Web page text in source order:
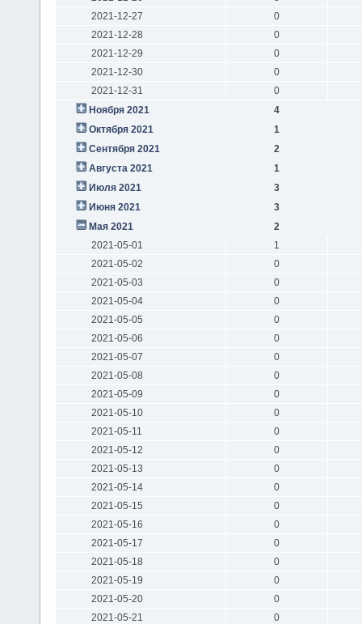
2021-12-27
0
2021-12-28
0
2021-12-29
0
2021-12-30
0
2021-12-31
0
Ноября 2021
4
Октября 2021
1
Сентября 2021
2
Августа 2021
1
Июля 2021
3
Июня 2021
3
Мая 2021
2
2021-05-01
1
2021-05-02
0
2021-05-03
0
2021-05-04
0
2021-05-05
0
2021-05-06
0
2021-05-07
0
2021-05-08
0
2021-05-09
0
2021-05-10
0
2021-05-11
0
2021-05-12
0
2021-05-13
0
2021-05-14
0
2021-05-15
0
2021-05-16
0
2021-05-17
0
2021-05-18
0
2021-05-19
0
2021-05-20
0
2021-05-21
0